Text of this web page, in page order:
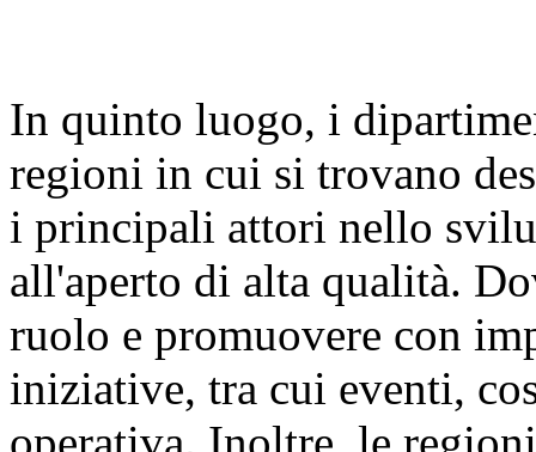
In quinto luogo, i
regioni in cui si trovano
i principali attori nello
all'aperto di alta qualità.
ruolo e promuovere con
iniziative, tra cui eventi,
operativa. Inoltre, le